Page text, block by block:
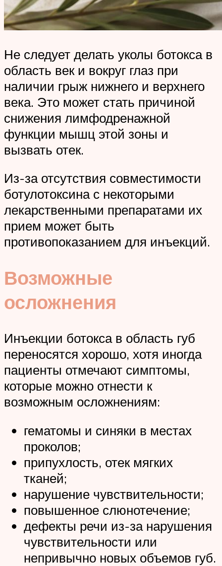
Не следует делать уколы ботокса в
область век и вокруг глаз при
наличии грыж нижнего и верхнего
века. Это может стать причиной
снижения лимфодренажной
функции мышц этой зоны и
вызвать отек.
Из-за отсутствия совместимости
ботулотоксина с некоторыми
лекарственными препаратами их
прием может быть
противопоказанием для инъекций.
Возможные
осложнения
Инъекции ботокса в область губ
переносятся хорошо, хотя иногда
пациенты отмечают симптомы,
которые можно отнести к
возможным осложнениям:
гематомы и синяки в местах
проколов;
припухлость, отек мягких
тканей;
нарушение чувствительности;
повышенное слюнотечение;
дефекты речи из-за нарушения
чувствительности или
непривычно новых объемов губ.